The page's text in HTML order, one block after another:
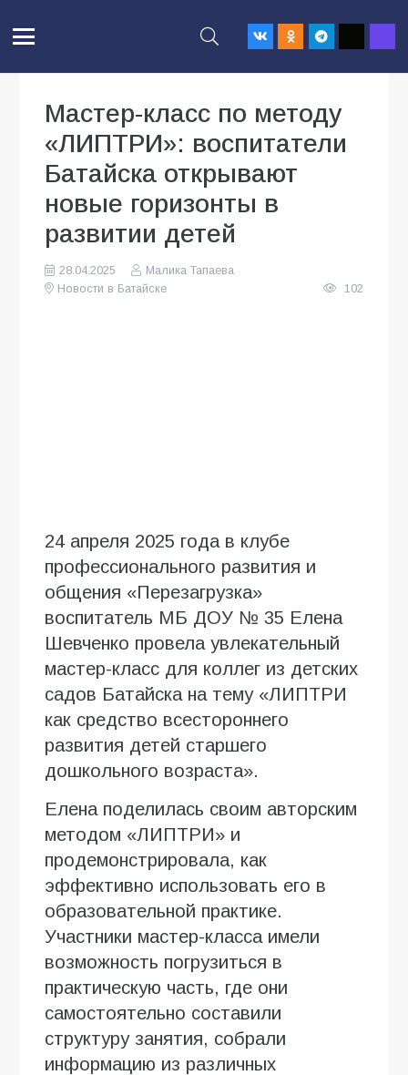
Мастер-класс по методу
«ЛИПТРИ»: воспитатели
Батайска открывают
новые горизонты в
развитии детей
28.04.2025
Малика Тапаева
Новости в Батайске
102
24 апреля 2025 года в клубе
профессионального развития и
общения «Перезагрузка»
воспитатель МБ ДОУ № 35 Елена
Шевченко провела увлекательный
мастер-класс для коллег из детских
садов Батайска на тему «ЛИПТРИ
как средство всестороннего
развития детей старшего
дошкольного возраста».
Елена поделилась своим авторским
методом «ЛИПТРИ» и
продемонстрировала, как
эффективно использовать его в
образовательной практике.
Участники мастер-класса имели
возможность погрузиться в
практическую часть, где они
самостоятельно составили
структуру занятия, собрали
информацию из различных